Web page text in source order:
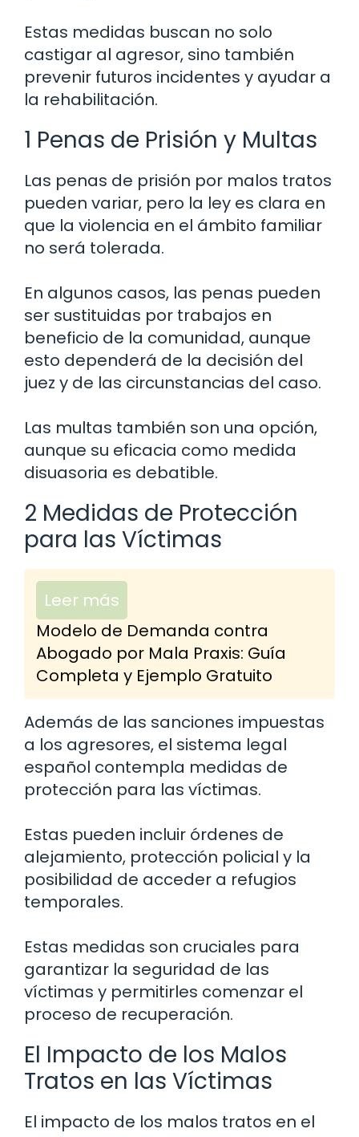
Estas medidas buscan no solo
castigar al agresor, sino también
prevenir futuros incidentes y ayudar a
la rehabilitación.
1 Penas de Prisión y Multas
Las penas de prisión por malos tratos
pueden variar, pero la ley es clara en
que la violencia en el ámbito familiar
no será tolerada.
En algunos casos, las penas pueden
ser sustituidas por trabajos en
beneficio de la comunidad, aunque
esto dependerá de la decisión del
juez y de las circunstancias del caso.
Las multas también son una opción,
aunque su eficacia como medida
disuasoria es debatible.
2 Medidas de Protección
para las Víctimas
Leer más
Modelo de Demanda contra
Abogado por Mala Praxis: Guía
Completa y Ejemplo Gratuito
Además de las sanciones impuestas
a los agresores, el sistema legal
español contempla medidas de
protección para las víctimas.
Estas pueden incluir órdenes de
alejamiento, protección policial y la
posibilidad de acceder a refugios
temporales.
Estas medidas son cruciales para
garantizar la seguridad de las
víctimas y permitirles comenzar el
proceso de recuperación.
El Impacto de los Malos
Tratos en las Víctimas
El impacto de los malos tratos en el